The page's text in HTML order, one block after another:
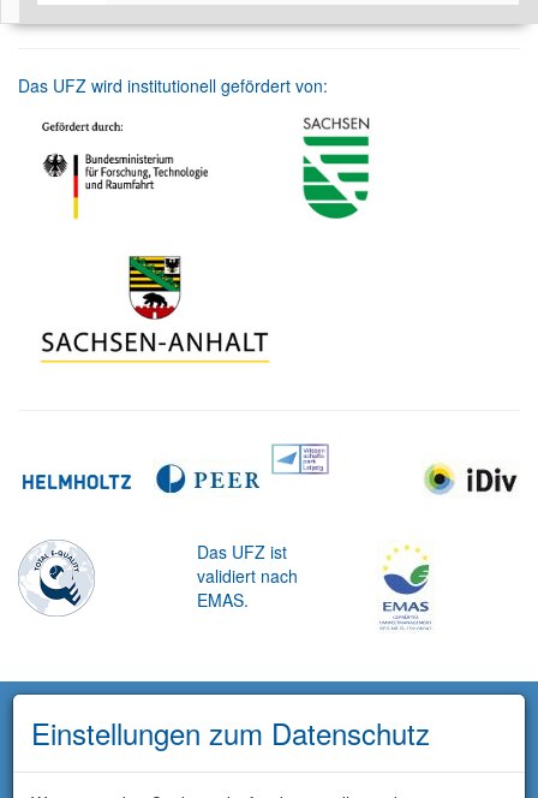
Das UFZ wird institutionell gefördert von:
Das UFZ ist
validiert nach
EMAS.
Einstellungen zum Datenschutz